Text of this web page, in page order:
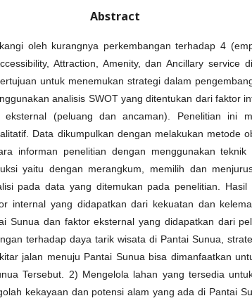
Abstract
oleh kurangnya perkembangan terhadap 4
Attraction, Amenity, dan Ancillary service
untuk menemukan strategi dalam
analisis SWOT yang ditentukan dari faktor
(peluang dan ancaman). Penelitian ini
Data dikumpulkan dengan melakukan metode
informan penelitian dengan menggunakan teknik
yaitu dengan merangkum, memilih dan
pada data yang ditemukan pada penelitian. Hasil
internal yang didapatkan dari kekuatan dan
Sunua dan faktor eksternal yang didapatkan dari
terhadap daya tarik wisata di Pantai Sunua,
jalan menuju Pantai Sunua bisa dimanfaatkan
Tersebut. 2) Mengelola lahan yang tersedia
kekayaan dan potensi alam yang ada di Pantai